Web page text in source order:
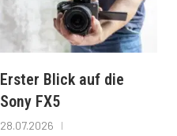
Erster Blick auf die
Sony FX5
28.07.2026